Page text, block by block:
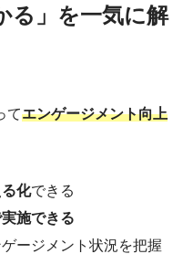
る」を一気に解
てエンゲージメント向上
る化できる
施できる
ージメント状況を把握